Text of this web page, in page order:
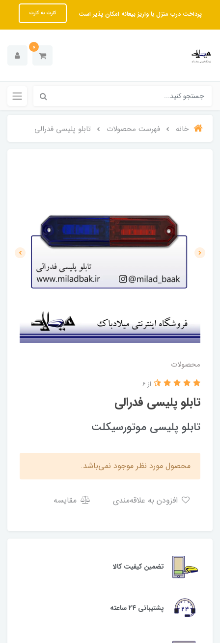
پرداخت درب منزل با واریز بیعانه امکان پذیر است کارت به کارت
0
خانه فهرست محصولات تابلو پلیسی فدرالی
محصولات
تابلو پلیسی فدرالی
از 6
تابلو پلیسی موتورسیکلت
محصول مورد نظر موجود نمی‌باشد.
مقایسه
تضمین کیفیت کالا
پشتیبانی ۲۴ ساعته